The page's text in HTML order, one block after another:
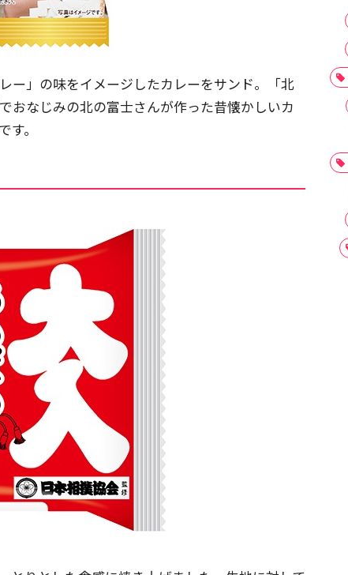
ー」の味をイメージしたカレーをサンド。「北
おなじみの北の富士さんが作った昔懐かしいカ
。